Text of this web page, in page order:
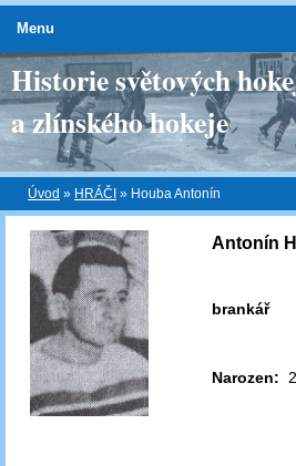
Historie světových
a zlínského hokeje
Úvod » HRÁČI » Houba Antonín
Antonín
brankář
Narozen:
Menu